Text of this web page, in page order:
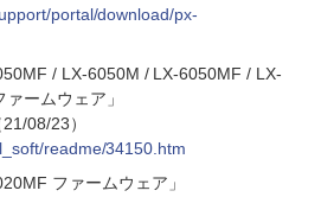
portal/download/px-
/ LX-6050M / LX-6050MF / LX-
ームウェア」
08/23）
readme/34150.htm
ファームウェア」